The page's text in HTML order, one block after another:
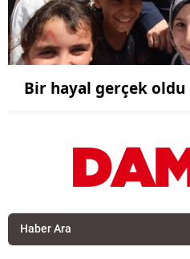
Bir hayal gerçek oldu